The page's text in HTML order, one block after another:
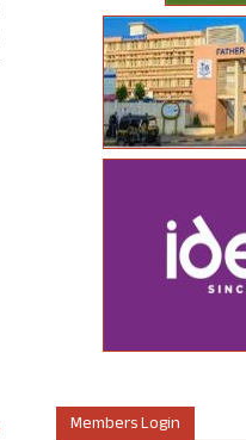
Members Login